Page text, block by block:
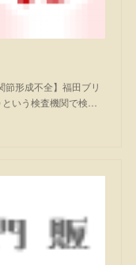
形成不全】福田ブリ
という検査機関で検…